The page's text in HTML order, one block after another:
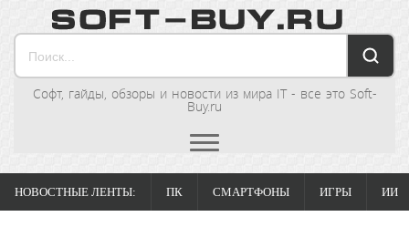
Софт, гайды, обзоры и новости из мира IT - все это Soft-
Buy.ru
НОВОСТНЫЕ ЛЕНТЫ: ПК СМАРТФОНЫ ИГРЫ ИИ